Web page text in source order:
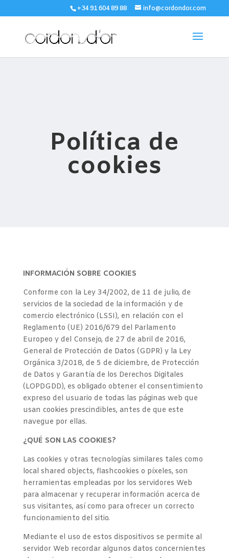
+34 91 604 89 88 info@cordondor.com
Política de
cookies
INFORMACIÓN SOBRE COOKIES
Conforme con la Ley 34/2002, de 11 de julio, de
servicios de la sociedad de la información y de
comercio electrónico (LSSI), en relación con el
Reglamento (UE) 2016/679 del Parlamento
Europeo y del Consejo, de 27 de abril de 2016,
General de Protección de Datos (GDPR) y la Ley
Orgánica 3/2018, de 5 de diciembre, de Protección
de Datos y Garantía de los Derechos Digitales
(LOPDGDD), es obligado obtener el consentimiento
expreso del usuario de todas las páginas web que
usan cookies prescindibles, antes de que este
navegue por ellas.
¿QUÉ SON LAS COOKIES?
Las cookies y otras tecnologías similares tales como
local shared objects, flashcookies o píxeles, son
herramientas empleadas por los servidores Web
para almacenar y recuperar información acerca de
sus visitantes, así como para ofrecer un correcto
funcionamiento del sitio.
Mediante el uso de estos dispositivos se permite al
servidor Web recordar algunos datos concernientes